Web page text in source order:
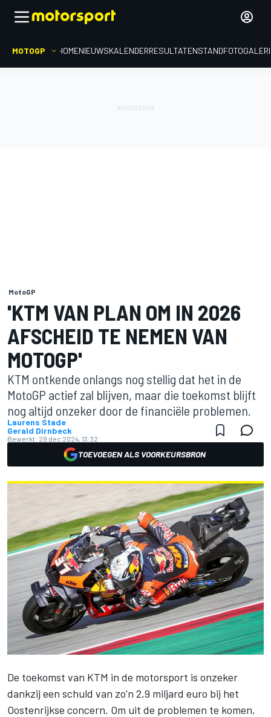
MOTOGP HOMENIEUWSKALENDERRESULTATENSTAND
MotoGP
'KTM VAN PLAN OM IN 2026
AFSCHEID TE NEMEN VAN
MOTOGP'
KTM ontkende onlangs nog stellig dat het in de
MotoGP actief zal blijven, maar die toekomst blijft
nog altijd onzeker door de financiële problemen.
Laurens Stade
Gerald Dirnbeck
Bewerkt: 29 dec 2024, 13:32
TOEVOEGEN ALS VOORKEURSBRON
De toekomst van KTM in de motorsport is onzeker
dankzij een schuld van zo'n 2,9 miljard euro bij het
Oostenrijkse concern. Om uit de problemen te komen,